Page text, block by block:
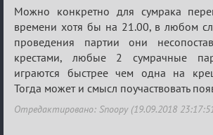
Re:
Обсуждение
X
Турнира
«Mortal
Combat»
Можно конкретно для сумрака
времени хотя бы на 21.00, в любом
проведения партии они
крестами, любые 2 сумрачные
играются быстрее чем одна на
Тогда может и смысл поучаствовать
Отредактировано: Snoopy (19.09.2018